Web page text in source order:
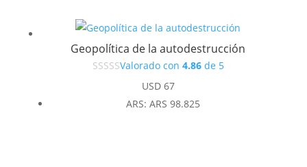
Geopolítica de la autodestrucción
Valorado con 4.86de 5
USD67
ARS: ARS 98.825